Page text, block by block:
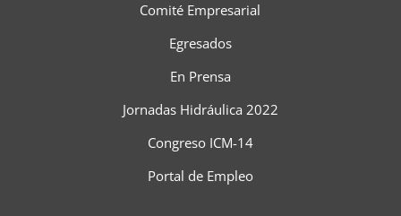
Comité Empresarial
Egresados
En Prensa
Jornadas Hidráulica 2022
Congreso ICM-14
Portal de Empleo